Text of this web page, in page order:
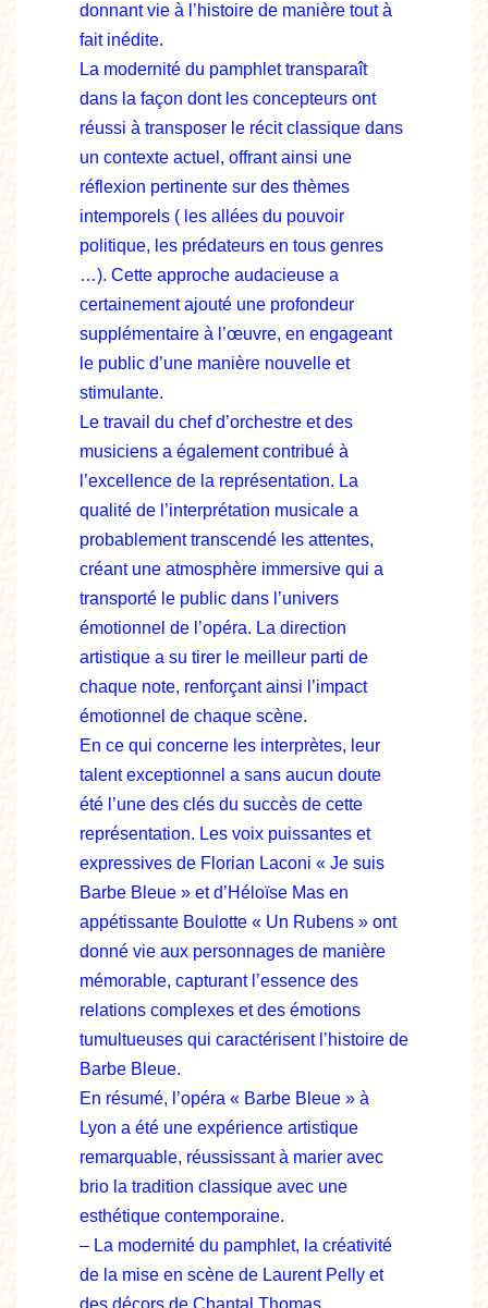
donnant vie à l’histoire de manière tout à
fait inédite.
La modernité du pamphlet transparaît
dans la façon dont les concepteurs ont
réussi à transposer le récit classique dans
un contexte actuel, offrant ainsi une
réflexion pertinente sur des thèmes
intemporels ( les allées du pouvoir
politique, les prédateurs en tous genres
…). Cette approche audacieuse a
certainement ajouté une profondeur
supplémentaire à l’œuvre, en engageant
le public d’une manière nouvelle et
stimulante.
Le travail du chef d’orchestre et des
musiciens a également contribué à
l’excellence de la représentation. La
qualité de l’interprétation musicale a
probablement transcendé les attentes,
créant une atmosphère immersive qui a
transporté le public dans l’univers
émotionnel de l’opéra. La direction
artistique a su tirer le meilleur parti de
chaque note, renforçant ainsi l’impact
émotionnel de chaque scène.
En ce qui concerne les interprètes, leur
talent exceptionnel a sans aucun doute
été l’une des clés du succès de cette
représentation. Les voix puissantes et
expressives de Florian Laconi « Je suis
Barbe Bleue » et d’Héloïse Mas en
appétissante Boulotte « Un Rubens » ont
donné vie aux personnages de manière
mémorable, capturant l’essence des
relations complexes et des émotions
tumultueuses qui caractérisent l’histoire de
Barbe Bleue.
En résumé, l’opéra « Barbe Bleue » à
Lyon a été une expérience artistique
remarquable, réussissant à marier avec
brio la tradition classique avec une
esthétique contemporaine.
– La modernité du pamphlet, la créativité
de la mise en scène de Laurent Pelly et